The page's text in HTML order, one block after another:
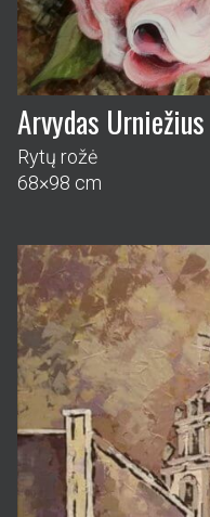
Arvydas Urniežius
Rytų rožė
68×98 cm